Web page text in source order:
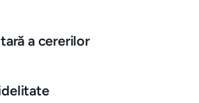
a cererilor